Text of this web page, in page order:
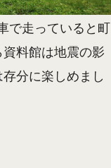
で走っていると町
料館は地震の影
分に楽しめまし